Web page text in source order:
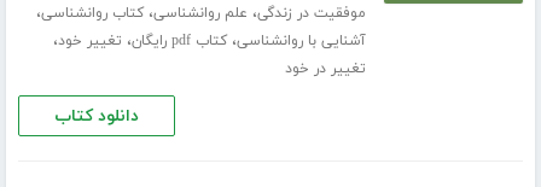
موفقیت در زندگی، علم روانشناسی،کتاب روانشناسی،
آشنایی با روانشناسی،کتاب pdf رایگان ، تغییر خود،
تغییر در خود
دانلود کتاب